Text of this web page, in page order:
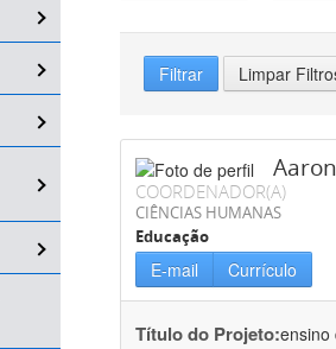
Filtrar Limpar
COORDENADOR(A)
CIÊNCIAS HUMANAS
Educação
E-mail Currículo
Título do Projeto:ensino